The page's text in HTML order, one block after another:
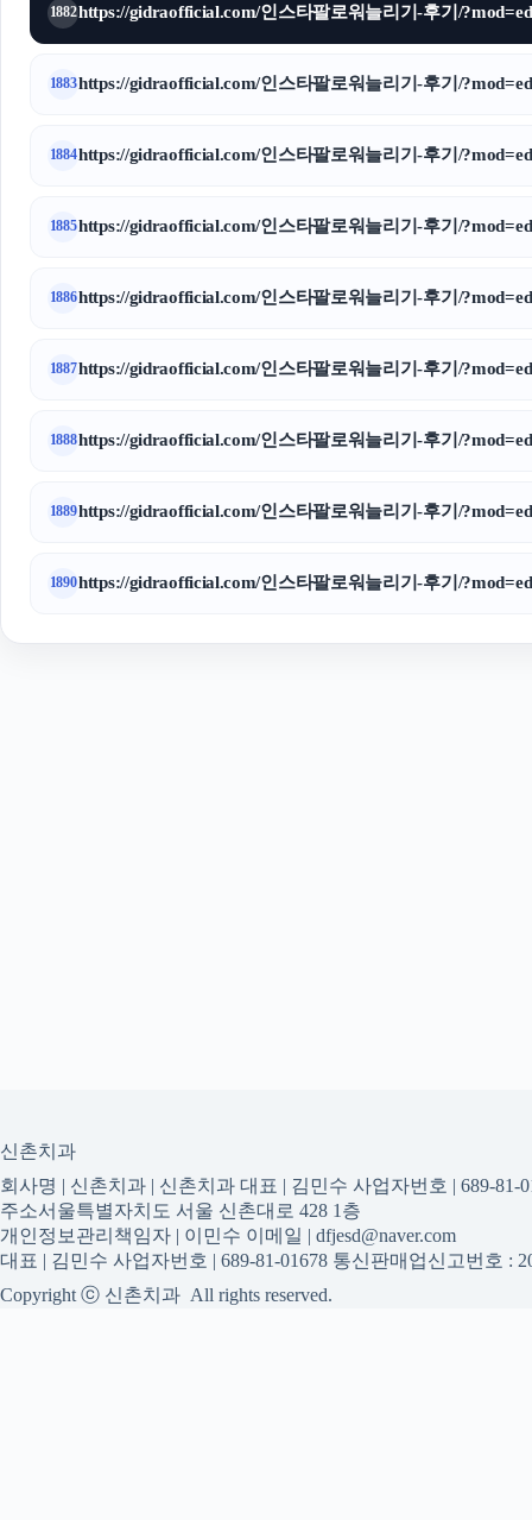
1882https://gidraofficial.com/인스타팔로워늘리기-후기/
1883https://gidraofficial.com/인스타팔로워늘리기-후기/
1884https://gidraofficial.com/인스타팔로워늘리기-후기/
1885https://gidraofficial.com/인스타팔로워늘리기-후기/
1886https://gidraofficial.com/인스타팔로워늘리기-후기/
1887https://gidraofficial.com/인스타팔로워늘리기-후기/
1888https://gidraofficial.com/인스타팔로워늘리기-후기/
1889https://gidraofficial.com/인스타팔로워늘리기-후기/
1890https://gidraofficial.com/인스타팔로워늘리기-후기/
신촌치과
회사명 | 신촌치과 | 신촌치과 대표 | 김민수 사업자번호 | 689-81-
주소서울특별자치도 서울 신촌대로 428 1층
개인정보관리책임자 | 이민수 이메일 | dfjesd@naver.com
대표 | 김민수 사업자번호 | 689-81-01678 통신판매업신고번호 :
Copyright ⓒ 신촌치과 All rights reserved.